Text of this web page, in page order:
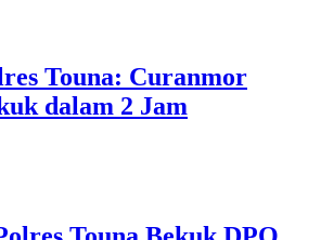
Touna: Curanmor
dalam 2 Jam